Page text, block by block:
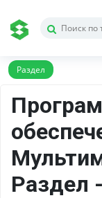
Раздел
Раздел